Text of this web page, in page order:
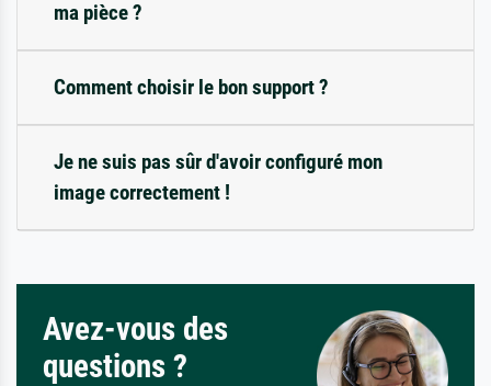
ma pièce ?
Comment choisir le bon support ?
Je ne suis pas sûr d'avoir configuré mon
image correctement !
Avez-vous des
questions ?